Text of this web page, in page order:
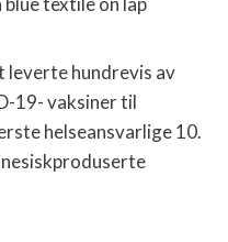
leverte hundrevis av
19- vaksiner til
helseansvarlige 10.